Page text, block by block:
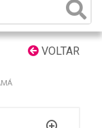
VOLTAR